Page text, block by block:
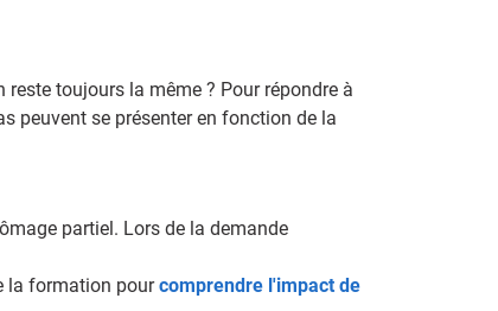
toujours la même ? Pour répondre à
peuvent se présenter en fonction de la
partiel. Lors de la demande
la formation pourcomprendre l'impact de